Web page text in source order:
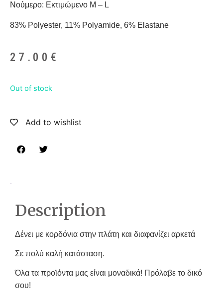
Νούμερο: Εκτιμώμενο M – L
83% Polyester, 11% Polyamide, 6% Elastane
27.00 €
Out of stock
Add to wishlist
Description
Δένει με κορδόνια στην πλάτη και διαφανίζει αρκετά
Σε πολύ καλή κατάσταση.
Όλα τα προϊόντα μας είναι μοναδικά! Πρόλαβε το δικό
σου!